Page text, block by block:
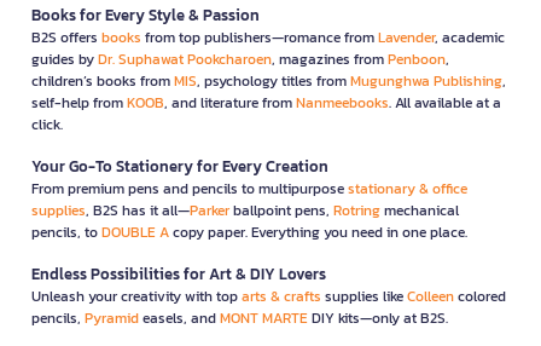
Books for Every Style & Passion
B2S offers books from top publishers—romance fromLavender, academic
guides byDr. Suphawat Pookcharoen, magazines fromPenboon,
children’s books fromMIS, psychology titles fromMugunghwa Publishing,
self-help fromKOOB, and literature fromNanmeebooks. All available at a
click.
Your Go-To Stationery for Every Creation
From premium pens and pencils to multipurposestationary & office
supplies, B2S has it all—Parkerballpoint pens, Rotringmechanical
pencils, toDOUBLE Acopy paper. Everything you need in one place.
Endless Possibilities for Art & DIY Lovers
Unleash your creativity with toparts & crafts supplies likeColleencolored
pencils, Pyramideasels, andMONT MARTEDIY kits—only at B2S.